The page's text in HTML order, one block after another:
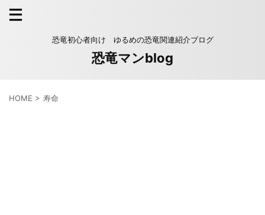
恐竜初心者向け ゆるめの恐竜関連紹介ブログ
恐竜マンblog
HOME > 寿命